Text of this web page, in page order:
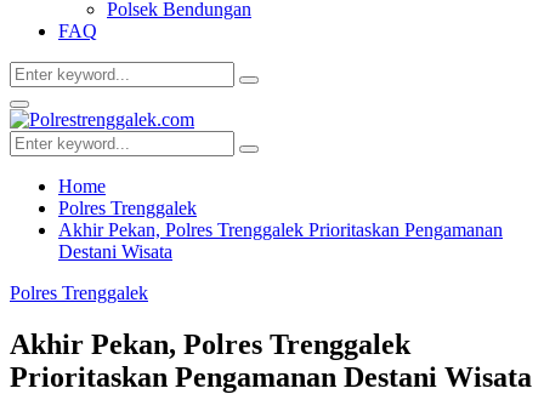
Polsek Bendungan
FAQ
Search
for:
Search
Facebook
Twitter
Youtube
Primary
Menu
Search
for:
Search
Home
Polres Trenggalek
Akhir Pekan, Polres Trenggalek Prioritaskan Pengamanan
Destani Wisata
Polres Trenggalek
Akhir Pekan, Polres Trenggalek
Prioritaskan Pengamanan Destani Wisata